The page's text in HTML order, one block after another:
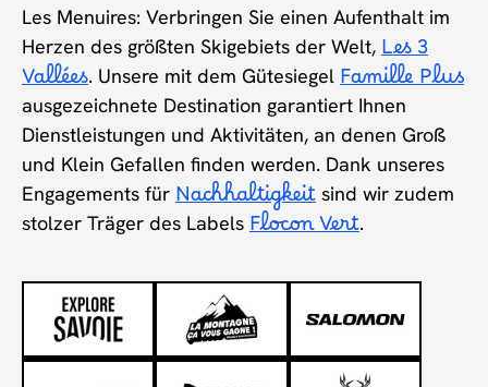
Les Menuires: Verbringen Sie einen Aufenthalt im
Herzen des größten Skigebiets der Welt, Les 3
Vallées. Unsere mit dem Gütesiegel Famille Plus
ausgezeichnete Destination garantiert Ihnen
Dienstleistungen und Aktivitäten, an denen Groß
und Klein Gefallen finden werden. Dank unseres
Engagements für Nachhaltigkeit sind wir zudem
stolzer Träger des Labels Flocon Vert.